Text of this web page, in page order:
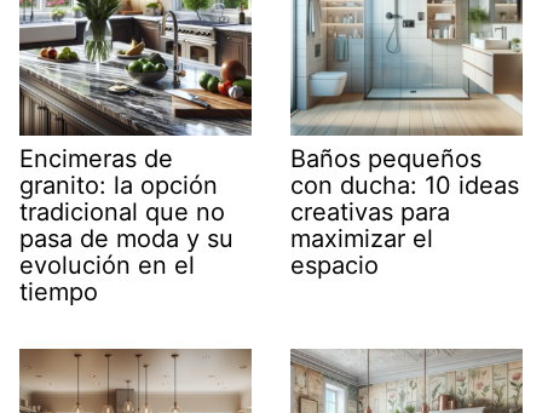
Encimeras de
granito: la opción
tradicional que no
pasa de moda y su
evolución en el
tiempo
Baños pequeños
con ducha: 10 ideas
creativas para
maximizar el
espacio